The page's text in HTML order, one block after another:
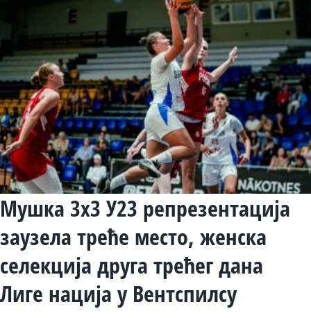
Мушка 3х3 У23 репрезентација
заузела треће место, женска
селекција друга трећег дана
Лиге нација у Вентспилсу